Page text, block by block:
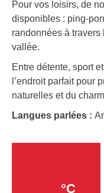
Pour vos loisirs, de
disponibles : ping-
randonnées à
vallée.
Entre détente, sport
l’endroit parfait pour
naturelles et du
Langues parlées :